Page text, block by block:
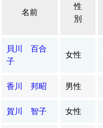
名前
性
別
貝川 百合
子
女性
香川 邦昭 男性
賀川 智子 女性